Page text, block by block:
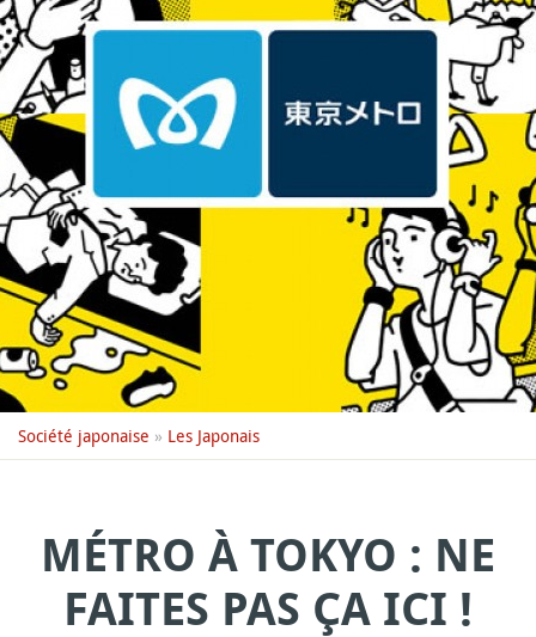
Société japonaise » Les Japonais
MÉTRO À TOKYO : NE
FAITES PAS ÇA ICI !